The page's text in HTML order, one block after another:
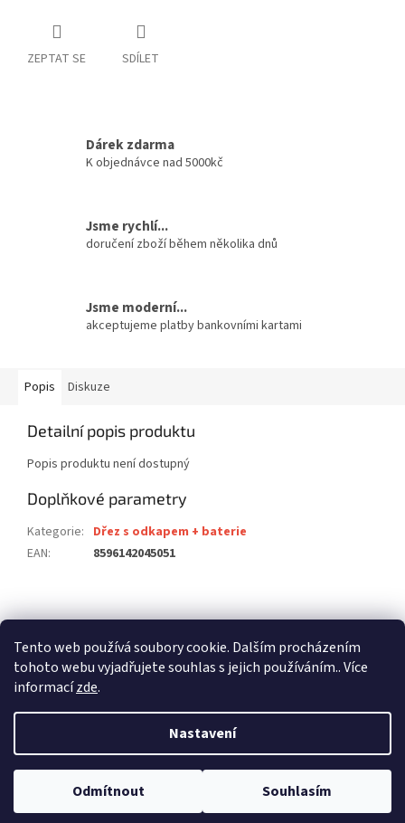
Tento web používá soubory cookie. Dalším procházením
tohoto webu vyjadřujete souhlas s jejich používáním.. Více
informacízde.
Nastavení
Odmítnout Souhlasím
ZEPTAT SE SDÍLET
Dárek zdarma
K objednávce nad 5000kč
Jsme rychlí...
doručení zboží během několika dnů
Jsme moderní...
akceptujeme platby bankovními kartami
Popis Diskuze
Detailní popis produktu
Popis produktu není dostupný
Doplňkové parametry
Kategorie: Dřez s odkapem + baterie
EAN: 8596142045051
á
stavební pouzdra SCRIGNO
Vytvořil Shoptet
Copyright 2026dalago.cz . Všechna práva vyhrazena.